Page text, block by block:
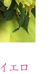
エロ